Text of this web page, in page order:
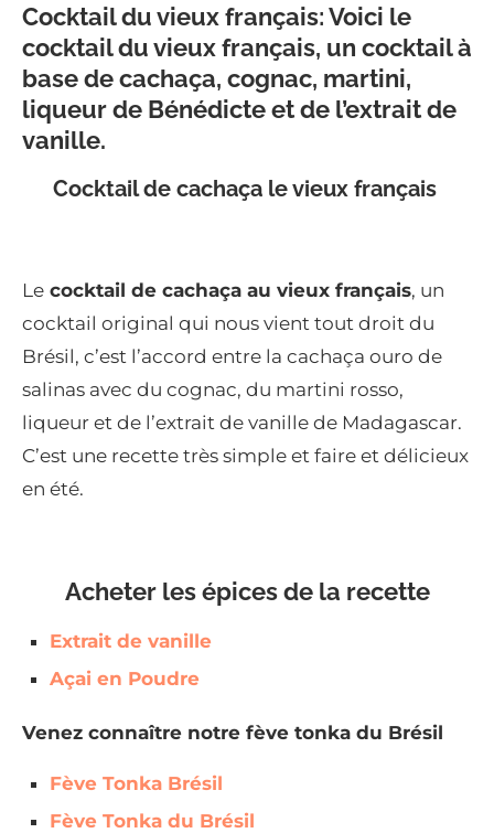
Cocktail du vieux français: Voici le
cocktail du vieux français, un cocktail à
base de cachaça, cognac, martini,
liqueur de Bénédicte et de l’extrait de
vanille.
Cocktail de cachaça le vieux français
Le cocktail de cachaça au vieux français, un
cocktail original qui nous vient tout droit du
Brésil, c’est l’accord entre la cachaça ouro de
salinas avec du cognac, du martini rosso,
liqueur et de l’extrait de vanille de Madagascar.
C’est une recette très simple et faire et délicieux
en été.
Acheter les épices de la recette
Extrait de vanille
Açai en Poudre
Venez connaître notre fève tonka du Brésil
Fève Tonka Brésil
Fève Tonka du Brésil